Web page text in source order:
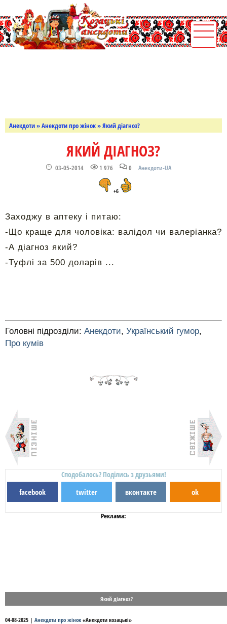
Анекдоти»Анекдоти про жінок» Який діагноз?
ЯКИЙ ДІАГНОЗ?
03-05-2014 1 976 0 Анекдоти-UA
+6
Заходжу в аптеку і питаю:
-Що краще для чоловіка: валідол чи валеріанка?
-А діагноз який?
-Туфлі за 500 доларів ...
Головні підрозділи: Анекдоти, Український гумор,
Про кумів
Сподобалось? Поділись з друзьями!
facebook twitter вконтакте ok
Реклама:
Який діагноз?
04-08-2025 | Анекдоти про жінок «Анекдоти козацькі»